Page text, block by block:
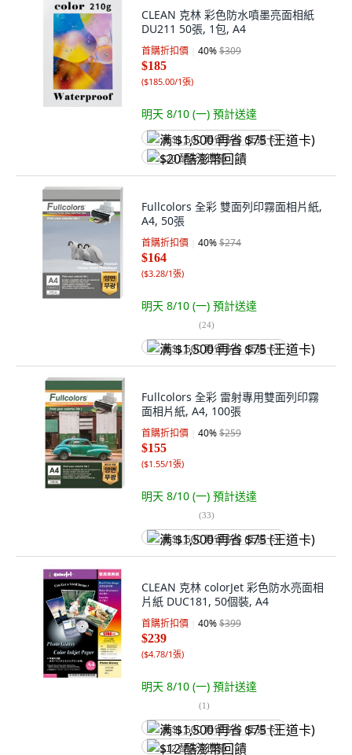
CLEAN 克林 彩色防水噴墨亮面相紙
DU211 50張, 1包, A4
首購折扣價 40%$309
$185
($185.00/1張)
明天 8/10 (一) 預計送達
满 $1,500 再省 $75 (王道卡)
$20 酷澎幣回饋
Fullcolors 全彩 雙面列印霧面相片紙,
A4, 50張
首購折扣價 40%$274
$164
($3.28/1張)
明天 8/10 (一) 預計送達
(24)
满 $1,500 再省 $75 (王道卡)
Fullcolors 全彩 雷射專用雙面列印霧
面相片紙, A4, 100張
首購折扣價 40%$259
$155
($1.55/1張)
明天 8/10 (一) 預計送達
(33)
满 $1,500 再省 $75 (王道卡)
CLEAN 克林 colorJet 彩色防水亮面相
片紙 DUC181, 50個裝, A4
首購折扣價 40%$399
$239
($4.78/1張)
明天 8/10 (一) 預計送達
(1)
满 $1,500 再省 $75 (王道卡)
$12 酷澎幣回饋